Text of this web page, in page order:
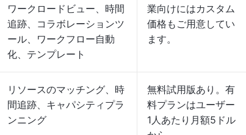
ワークロードビュー、時間
追跡、コラボレーションツ
ール、ワークフロー自動
化、テンプレート
業向けにはカスタム
価格もご用意してい
ます。
リソースのマッチング、時
間追跡、キャパシティプラ
ンニング
無料試用版あり。有
料プランはユーザー
1人あたり月額5ドル